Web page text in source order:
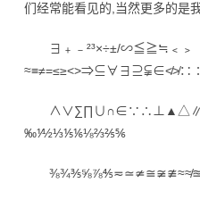
们经常能看见的,当然更多的是
∃﹢﹣²³×÷±/∽≦≧≒﹤﹥
‰⅟½⅓⅕⅙⅛⅔⅖⅚